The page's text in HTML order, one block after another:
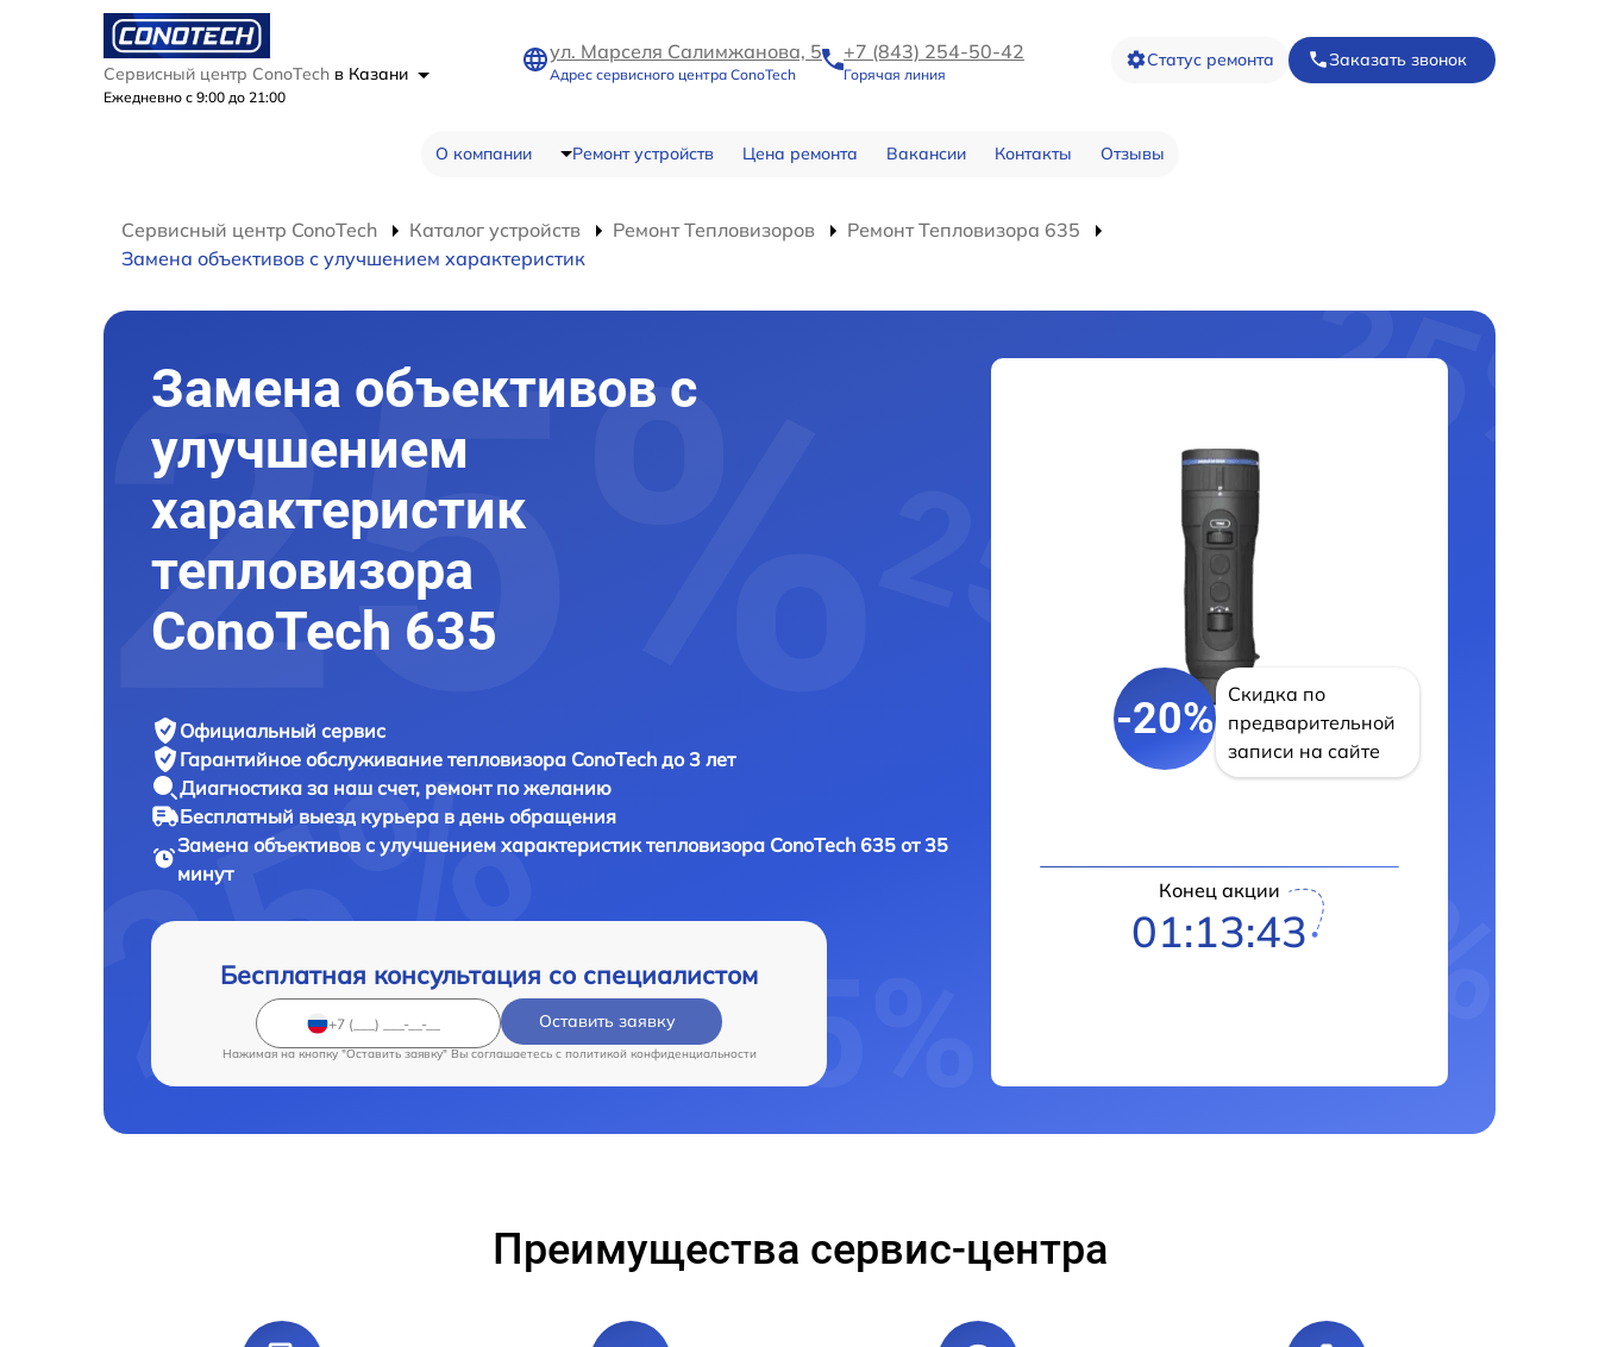
Сервисный центр ConoTech в Казани
Ежедневно с 9:00 до 21:00
ул. Марселя Салимжанова, 5
Адрес сервисного центра ConoTech
+7 (843) 254-50-42
Горячая линия
Статус ремонта Заказать звонок
О компании Ремонт устройств Цена ремонта Вакансии Контакты Отзывы
Сервисный центр ConoTech Каталог устройств Ремонт Тепловизоров
Ремонт Тепловизора 635
Замена объективов с улучшением характеристик
Замена объективов с
улучшением
характеристик
тепловизора
ConoTech 635
Официальный сервис
Гарантийное обслуживание тепловизора ConoTech до 3 лет
Диагностика за наш счет, ремонт по желанию
Бесплатный выезд курьера в день обращения
Замена объективов с улучшением характеристик тепловизора ConoTech 635 от 35
минут
Бесплатная консультация со специалистом
Оставить заявку
Нажимая на кнопку "Оставить заявку" Вы соглашаетесь c политикой конфиденциальности
-20%
Скидка по
предварительной
записи на сайте
Конец акции
01:13:42
Преимущества сервис-центра